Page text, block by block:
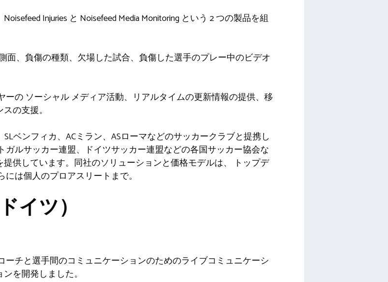
Injuries と Noisefeed Media Monitoring という 2 つの製品を組
面、負傷の種類、欠場した試合、負傷した選手のプレー中のビデオ
ーのソーシャル メディア活動、リアルタイムの更新情報の提供、移
の支援。
ベンフィカ、ACミラン、ASローマなどのサッカークラブと提携し
ガルサッカー連盟、ドイツサッカー連盟などの各国サッカー協会な
供しています。同社のソリューションと価格モデルは、
トップデ
は個人のプロアスリートまで。
イツ）
ーチと選手間のコミュニケーションのためのライブコミュニケーシ
を開発しました。